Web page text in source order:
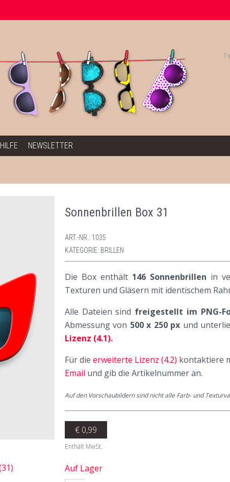
HILFE NEWSLETTER
Sonnenbrillen Box 31
ART.-NR.: 1035
KATEGORIE: BRILLEN
Die Box enthält 146 Sonnenbrillen in
Texturen und Gläsern mit identischem
Alle Dateien sind freigestellt im PNG-
Abmessung von 500 x 250 px und
Lizenz (4.1).
Für die erweiterte Lizenz (4.2) kontaktiere
Email und gib die Artikelnummer an.
Auf den Vorschaubildern sind nicht alle Farb- und
€0,99
Enthält MwSt.
Auf Lager